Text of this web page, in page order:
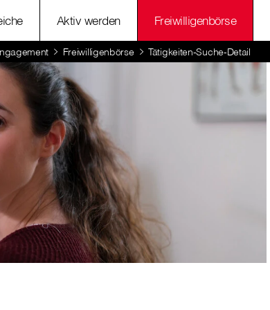
Aktiv werden Freiwilligenbörse
Freiwilligenbörse Tätigkeiten-Suche-Detail